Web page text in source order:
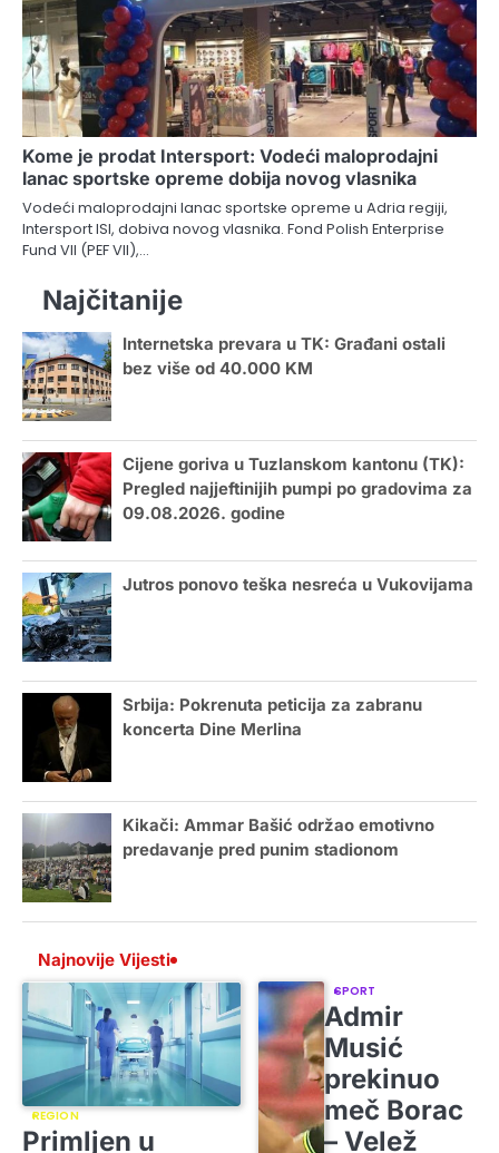
Kome je prodat Intersport: Vodeći maloprodajni
lanac sportske opreme dobija novog vlasnika
Vodeći maloprodajni lanac sportske opreme u Adria regiji,
Intersport ISI, dobiva novog vlasnika. Fond Polish Enterprise
Fund VII (PEF VII),…
Najčitanije
Internetska prevara u TK: Građani ostali
bez više od 40.000 KM
Cijene goriva u Tuzlanskom kantonu (TK):
Pregled najjeftinijih pumpi po gradovima za
09.08.2026. godine
Jutros ponovo teška nesreća u Vukovijama
Srbija: Pokrenuta peticija za zabranu
koncerta Dine Merlina
Kikači: Ammar Bašić održao emotivno
predavanje pred punim stadionom
Najnovije Vijesti
REGION
Primljen u
SPORT
Admir
Musić
prekinuo
meč Borac
– Velež